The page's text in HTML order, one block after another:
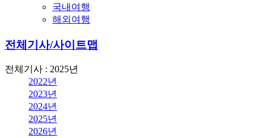
국내여행
해외여행
전체기사/사이트맵
전체기사 : 2025년
2022년
2023년
2024년
2025년
2026년